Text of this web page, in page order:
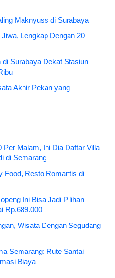
Maknyuss di Surabaya
Jiwa, Lengkap Dengan 20
di Surabaya Dekat Stasiun
Akhir Pekan yang
Per Malam, Ini Dia Daftar Villa
di Semarang
Food, Resto Romantis di
Ini Bisa Jadi Pilihan
Rp.689.000
Wisata Dengan Segudang
Semarang: Rute Santai
Biaya